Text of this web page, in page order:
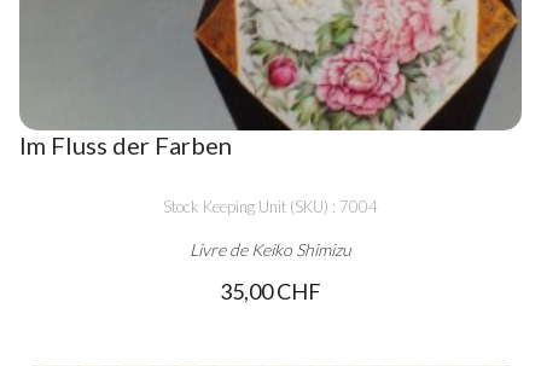
Im Fluss der Farben
Stock Keeping Unit (SKU) : 7004
Livre de Keiko Shimizu
35,00 CHF